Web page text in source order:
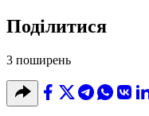
Поділитися
3 поширень